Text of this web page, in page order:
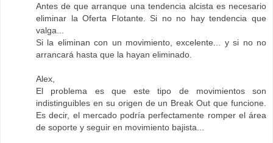
Antes de que arranque una tendencia alcista es necesario
eliminar la Oferta Flotante. Si no no hay tendencia que
valga...
Si la eliminan con un movimiento, excelente... y si no no
arrancará hasta que la hayan eliminado.
Alex,
El problema es que este tipo de movimientos son
indistinguibles en su origen de un Break Out que funcione.
Es decir, el mercado podría perfectamente romper el área
de soporte y seguir en movimiento bajista...